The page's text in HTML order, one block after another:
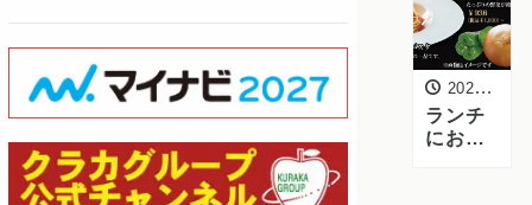
2024年4月25日
ランチ
におす